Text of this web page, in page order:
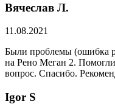
Вячеслав Л.
11.08.2021
Были проблемы (ошибка
на Рено Меган 2.
вопрос. Спасибо.
​Igor S